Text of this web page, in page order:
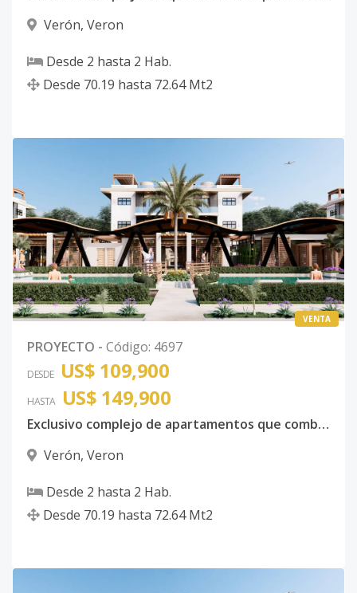
Verón, Veron
Desde 2 hasta 2 Hab.
Desde 70.19 hasta 72.64 Mt2
VENTA
PROYECTO - Código: 4697
DESDE US$ 109,900
HASTA US$ 149,900
Exclusivo complejo de apartamentos que combina diseño contemporaneo con funcionalidad moderna
Verón, Veron
Desde 2 hasta 2 Hab.
Desde 70.19 hasta 72.64 Mt2